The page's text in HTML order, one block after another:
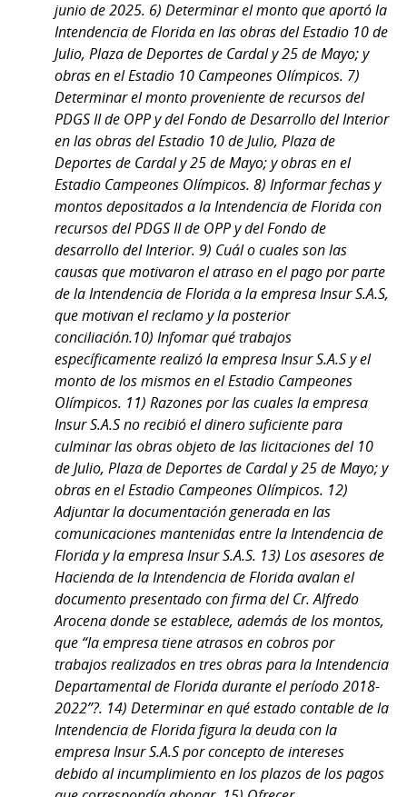
junio de 2025. 6) Determinar el monto que aportó la
Intendencia de Florida en las obras del Estadio 10 de
Julio, Plaza de Deportes de Cardal y 25 de Mayo; y
obras en el Estadio 10 Campeones Olímpicos. 7)
Determinar el monto proveniente de recursos del
PDGS II de OPP y del Fondo de Desarrollo del Interior
en las obras del Estadio 10 de Julio, Plaza de
Deportes de Cardal y 25 de Mayo; y obras en el
Estadio Campeones Olímpicos. 8) Informar fechas y
montos depositados a la Intendencia de Florida con
recursos del PDGS II de OPP y del Fondo de
desarrollo del Interior. 9) Cuál o cuales son las
causas que motivaron el atraso en el pago por parte
de la Intendencia de Florida a la empresa Insur S.A.S,
que motivan el reclamo y la posterior
conciliación.10) Infomar qué trabajos
específicamente realizó la empresa Insur S.A.S y el
monto de los mismos en el Estadio Campeones
Olímpicos. 11) Razones por las cuales la empresa
Insur S.A.S no recibió el dinero suficiente para
culminar las obras objeto de las licitaciones del 10
de Julio, Plaza de Deportes de Cardal y 25 de Mayo; y
obras en el Estadio Campeones Olímpicos. 12)
Adjuntar la documentación generada en las
comunicaciones mantenidas entre la Intendencia de
Florida y la empresa Insur S.A.S. 13) Los asesores de
Hacienda de la Intendencia de Florida avalan el
documento presentado con firma del Cr. Alfredo
Arocena donde se establece, además de los montos,
que “la empresa tiene atrasos en cobros por
trabajos realizados en tres obras para la Intendencia
Departamental de Florida durante el período 2018-
2022”?. 14) Determinar en qué estado contable de la
Intendencia de Florida figura la deuda con la
empresa Insur S.A.S por concepto de intereses
debido al incumplimiento en los plazos de los pagos